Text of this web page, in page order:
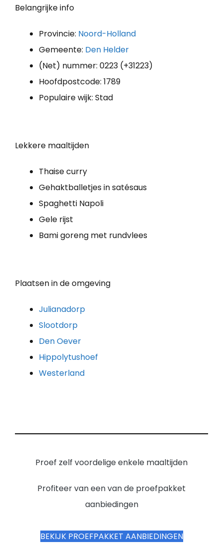
Belangrijke info
Provincie: Noord-Holland
Gemeente: Den Helder
(Net) nummer: 0223 (+31223)
Hoofdpostcode: 1789
Populaire wijk: Stad
Lekkere maaltijden
Thaise curry
Gehaktballetjes in satésaus
Spaghetti Napoli
Gele rijst
Bami goreng met rundvlees
Plaatsen in de omgeving
Julianadorp
Slootdorp
Den Oever
Hippolytushoef
Westerland
Proef zelf voordelige enkele maaltijden
Profiteer van een van de proefpakket
aanbiedingen
BEKIJK PROEFPAKKET AANBIEDINGEN